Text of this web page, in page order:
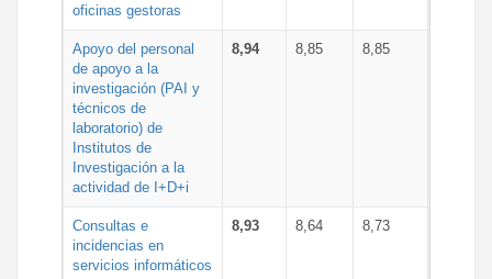
oficinas gestoras
Apoyo del personal
de apoyo a la
investigación (PAI y
técnicos de
laboratorio) de
Institutos de
Investigación a la
actividad de I+D+i
8,94 8,85 8,85
Consultas e
incidencias en
servicios informáticos
8,93 8,64 8,73